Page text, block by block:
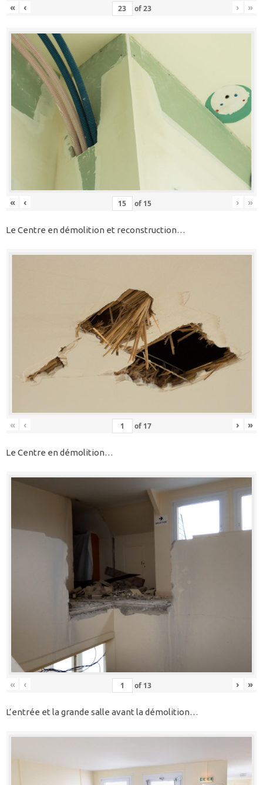
« ‹ of23 › »
« ‹ of 15 › »
Le Centre en démolition et reconstruction…
« ‹ of 17 › »
Le Centre en démolition…
« ‹ of 13 › »
L’entrée et la grande salle avant la démolition…